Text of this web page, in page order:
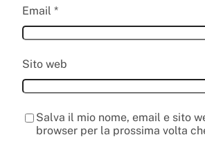
Email *
Sito web
Salva il mio nome, email e sito
browser per la prossima volta